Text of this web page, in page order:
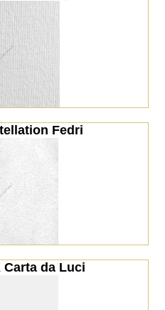
Fedri
Carta da Luci